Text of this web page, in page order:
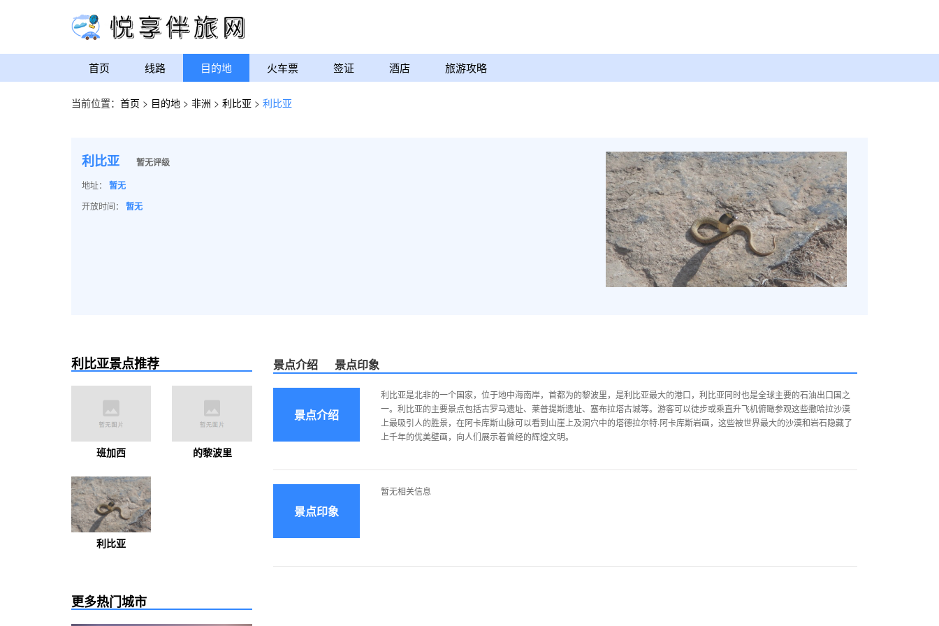
首页 线路 目的地 火车票 签证 酒店 旅游攻略
当前位置： 首页 > 目的地 > 非洲 > 利比亚 > 利比亚
利比亚 暂无评级
地址： 暂无
开放时间： 暂无
利比亚景点推荐
班加西 的黎波里
利比亚
更多热门城市
景点介绍 景点印象
景点介绍
利比亚是北非的一个国家，位于地中海南岸，首都为的黎波里，是利比亚最大的港口，利比亚同时也是全球主要的石油出口国之
一。利比亚的主要景点包括古罗马遗址、莱普提斯遗址、塞布拉塔古城等。游客可以徒步或乘直升飞机俯瞰参观这些撒哈拉沙漠
上最吸引人的胜景，在阿卡库斯山脉可以看到山崖上及洞穴中的塔德拉尔特·阿卡库斯岩画，这些被世界最大的沙漠和岩石隐藏了
上千年的优美壁画，向人们展示着曾经的辉煌文明。
景点印象
暂无相关信息